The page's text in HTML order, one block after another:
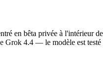
en bêta privée à l'intérieur
4.4 — le modèle est